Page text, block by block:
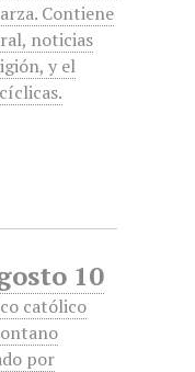
Contiene
noticias
y el
10
católico
por